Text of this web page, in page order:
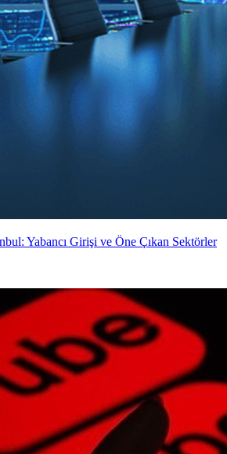
Yabancı Girişi ve Öne Çıkan Sektörler